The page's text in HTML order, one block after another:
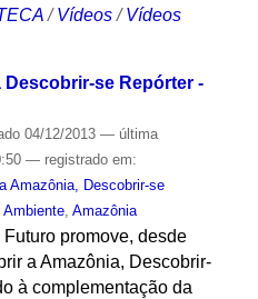
/Vídeos /Vídeos
Descobrir-se Repórter -
04/12/2013 — última
— registrado em:
Amazônia, Descobrir-se
Ambiente, Amazônia
promove, desde
a Amazônia, Descobrir-
à complementação da